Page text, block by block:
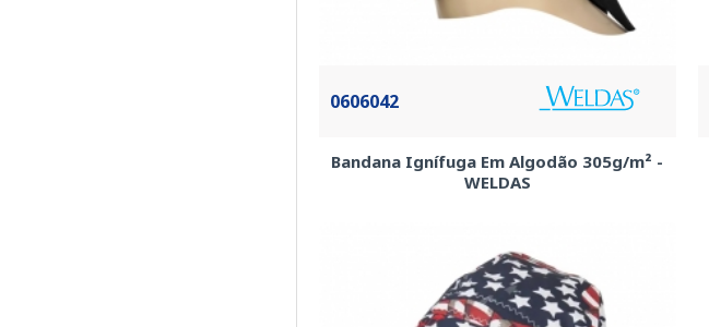
0606042
Bandana Ignífuga Em Algodão 305g/m² -
WELDAS